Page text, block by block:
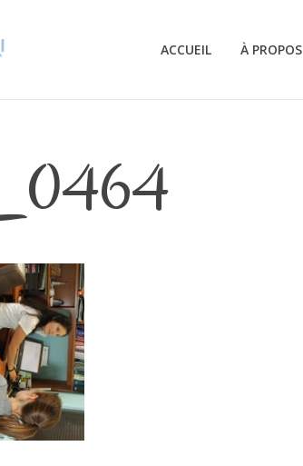
ACCUEIL À PROPOS